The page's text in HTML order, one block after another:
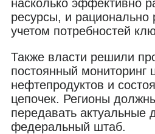
насколько эффективно
ресурсы, и рационально
учетом потребностей
Также власти решили
постоянный мониторинг
нефтепродуктов и
цепочек. Регионы
передавать актуальные
федеральный штаб.